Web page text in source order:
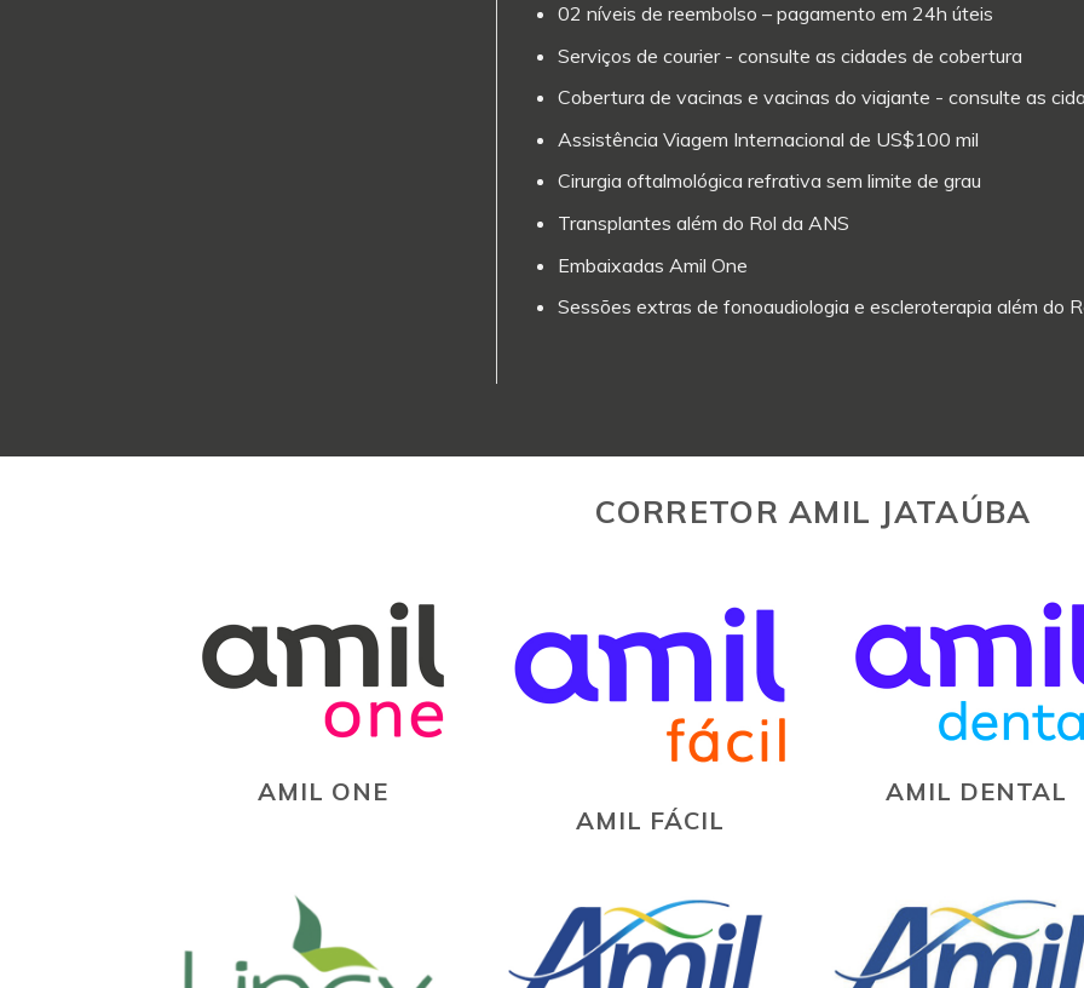
02 níveis de reembolso – pagamento em 24h úteis
Serviços de courier - consulte as cidades de cobertura
Cobertura de vacinas e vacinas do viajante - consulte as
Assistência Viagem Internacional de US$100 mil
Cirurgia oftalmológica refrativa sem limite de grau
Transplantes além do Rol da ANS
Embaixadas Amil One
Sessões extras de fonoaudiologia e escleroterapia além do
CORRETOR AMIL JATAÚBA
AMIL ONE
AMIL FÁCIL
AMIL DENTAL